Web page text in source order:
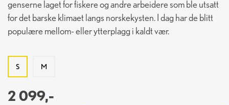
genserne laget for fiskere og andre arbeidere som ble utsatt
for det barske klimaet langs norskekysten. I dag har de blitt
populære mellom- eller ytterplagg i kaldt vær.
S M
2 099,-